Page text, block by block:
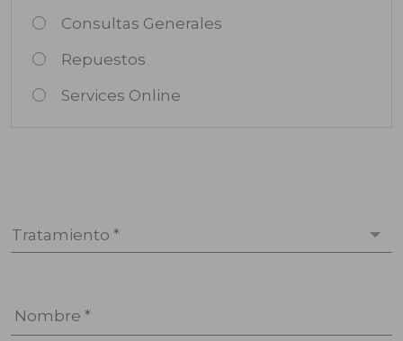
Consultas Generales
Repuestos
Services Online
Tratamiento *
Nombre *